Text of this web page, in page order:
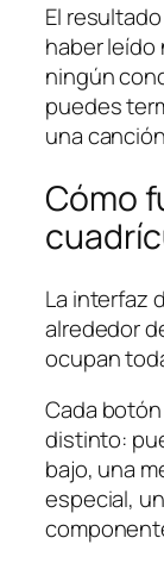
El
haber
ningún
puedes
una
Cómo
La interfaz
alrededor
ocupan
Cada
distinto:
bajo, una
especial,